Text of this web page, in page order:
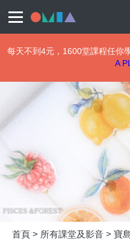
容
每天不到4元，1600堂課程任你
A
首頁 > 所有課堂及影音 > 寶